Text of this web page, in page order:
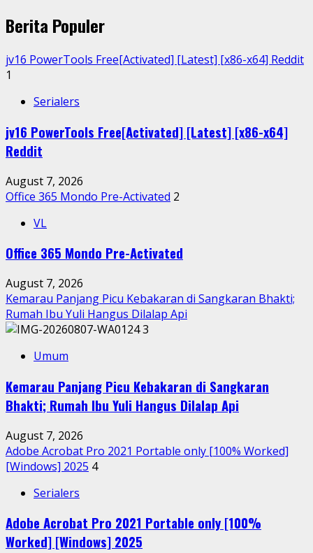
Berita Populer
jv16 PowerTools Free[Activated] [Latest] [x86-x64] Reddit
1
Serialers
jv16 PowerTools Free[Activated] [Latest] [x86-x64]
Reddit
August 7, 2026
Office 365 Mondo Pre-Activated 2
VL
Office 365 Mondo Pre-Activated
August 7, 2026
Kemarau Panjang Picu Kebakaran di Sangkaran Bhakti;
Rumah Ibu Yuli Hangus Dilalap Api
3
Umum
Kemarau Panjang Picu Kebakaran di Sangkaran
Bhakti; Rumah Ibu Yuli Hangus Dilalap Api
August 7, 2026
Adobe Acrobat Pro 2021 Portable only [100% Worked]
[Windows] 2025 4
Serialers
Adobe Acrobat Pro 2021 Portable only [100%
Worked] [Windows] 2025